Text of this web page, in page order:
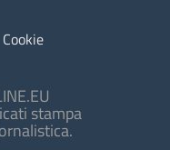
Cookie
stampa